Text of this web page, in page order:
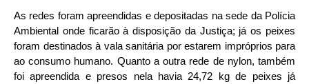
As redes foram apreendidas e depositadas na sede da Polícia
Ambiental onde ficarão à disposição da Justiça; já os peixes
foram destinados à vala sanitária por estarem impróprios para
ao consumo humano. Quanto a outra rede de nylon, também
foi apreendida e presos nela havia 24,72 kg de peixes já